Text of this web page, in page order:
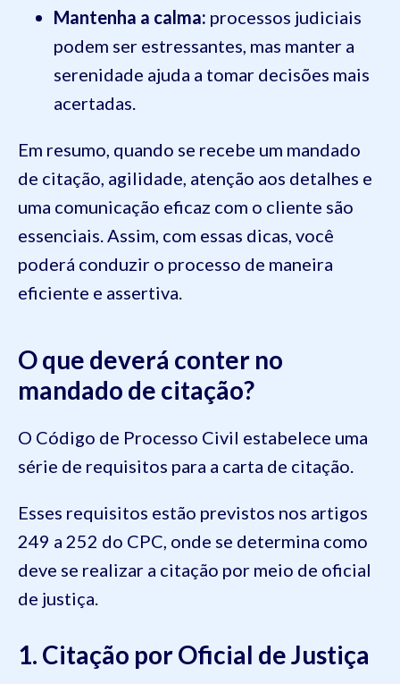
Mantenha a calma: processos judiciais
podem ser estressantes, mas manter a
serenidade ajuda a tomar decisões mais
acertadas.
Em resumo, quando se recebe um mandado
de citação, agilidade, atenção aos detalhes e
uma comunicação eficaz com o cliente são
essenciais. Assim, com essas dicas, você
poderá conduzir o processo de maneira
eficiente e assertiva.
O que deverá conter no
mandado de citação?
O Código de Processo Civil estabelece uma
série de requisitos para a carta de citação.
Esses requisitos estão previstos nos artigos
249 a 252 do CPC, onde se determina como
deve se realizar a citação por meio de oficial
de justiça.
1. Citação por Oficial de Justiça